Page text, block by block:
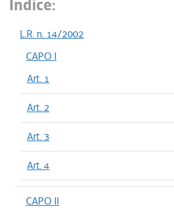
Indice:
L.R. n. 14/2002
CAPO I
Art. 1
Art. 2
Art. 3
Art. 4
CAPO II